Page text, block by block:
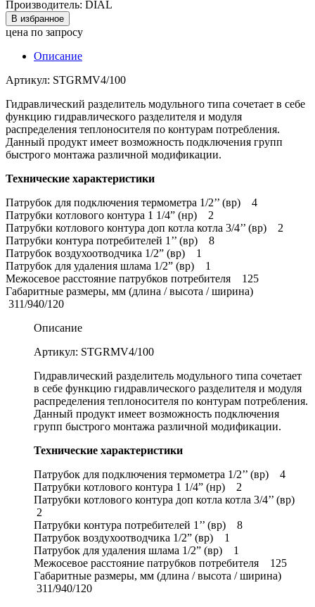
Производитель: DIAL
В избранное
цена по запросу
Описание
Артикул: STGRMV4/100
Гидравлический разделитель модульного типа сочетает в себе
функцию гидравлического разделителя и модуля
распределения теплоносителя по контурам потребления.
Данный продукт имеет возможность подключения групп
быстрого монтажа различной модификации.
Технические характеристики
Патрубок для подключения термометра 1/2’’ (вр) 4
Патрубки котлового контура 1 1/4” (нр) 2
Патрубки котлового контура доп котла котла 3/4’’ (вр) 2
Патрубки контура потребителей 1’’ (вр) 8
Патрубок воздухоотводчика 1/2” (вр) 1
Патрубок для удаления шлама 1/2” (вр) 1
Межосевое расстояние патрубков потребителя 125
Габаритные размеры, мм (длина / высота / ширина)
311/940/120
Описание
Артикул: STGRMV4/100
Гидравлический разделитель модульного типа сочетает
в себе функцию гидравлического разделителя и модуля
распределения теплоносителя по контурам потребления.
Данный продукт имеет возможность подключения
групп быстрого монтажа различной модификации.
Технические характеристики
Патрубок для подключения термометра 1/2’’ (вр) 4
Патрубки котлового контура 1 1/4” (нр) 2
Патрубки котлового контура доп котла котла 3/4’’ (вр)
2
Патрубки контура потребителей 1’’ (вр) 8
Патрубок воздухоотводчика 1/2” (вр) 1
Патрубок для удаления шлама 1/2” (вр) 1
Межосевое расстояние патрубков потребителя 125
Габаритные размеры, мм (длина / высота / ширина)
311/940/120